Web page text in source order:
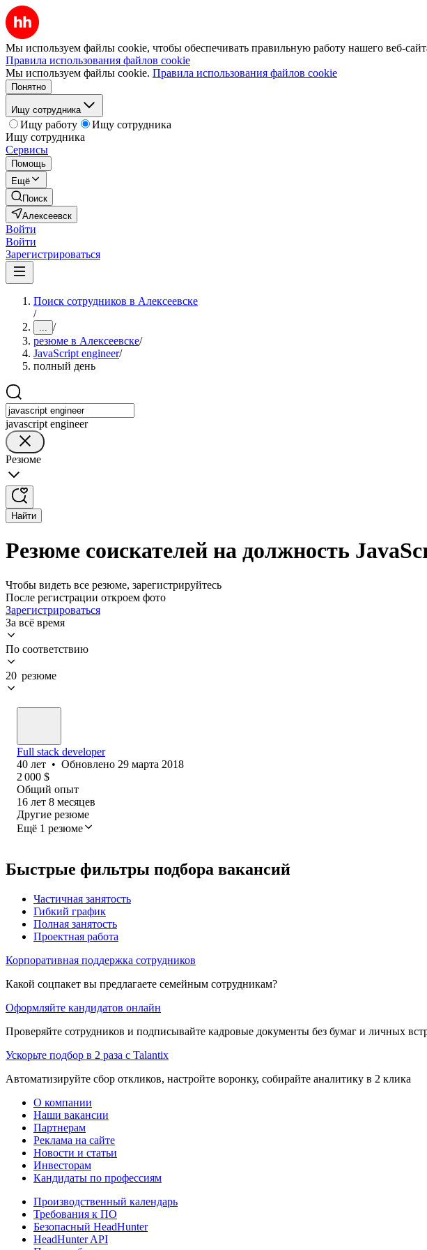
Мы используем файлы cookie, чтобы обеспечивать правильную работу нашего веб-
Правила использования файлов cookie
Мы используем файлы cookie. Правила использования файлов cookie
Понятно
Ищу сотрудника
Ищу работу
Ищу сотрудника
Ищу сотрудника
Сервисы
Помощь
Ещё
Поиск
Алексеевск
Войти
Войти
Зарегистрироваться
Поиск сотрудников в Алексеевске
/
... /
резюме в Алексеевске/
JavaScript engineer/
полный день
javascript engineer
Резюме
Найти
Резюме соискателей на должность
Чтобы видеть все резюме, зарегистрируйтесь
После регистрации откроем фото
Зарегистрироваться
За всё время
По соответствию
20 резюме
Full stack developer
40 лет • Обновлено 29 марта 2018
2 000 $
Общий опыт
16 лет 8 месяцев
Другие резюме
Ещё 1 резюме
Быстрые фильтры подбора вакансий
Частичная занятость
Гибкий график
Полная занятость
Проектная работа
Корпоративная поддержка сотрудников
Какой соцпакет вы предлагаете семейным сотрудникам?
Оформляйте кандидатов онлайн
Проверяйте сотрудников и подписывайте кадровые документы без бумаг и личных
Ускорьте подбор в 2 раза с Talantix
Автоматизируйте сбор откликов, настройте воронку, собирайте аналитику в 2 клика
О компании
Наши вакансии
Партнерам
Реклама на сайте
Новости и статьи
Инвесторам
Кандидаты по профессиям
Производственный календарь
Требования к ПО
Безопасный HeadHunter
HeadHunter API